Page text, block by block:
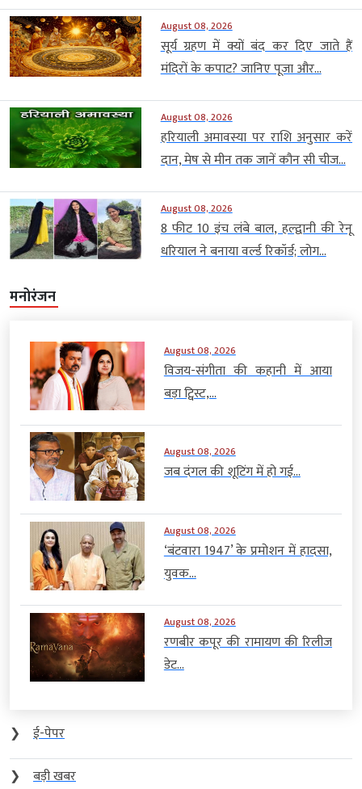
August 08, 2026
सूर्य ग्रहण में क्यों बंद कर दिए जाते हैं
मंदिरों के कपाट? जानिए पूजा और...
August 08, 2026
हरियाली अमावस्या पर राशि अनुसार करें
दान, मेष से मीन तक जानें कौन सी चीज...
August 08, 2026
8 फीट 10 इंच लंबे बाल, हल्द्वानी की रेनू
धरियाल ने बनाया वर्ल्ड रिकॉर्ड; लोग...
मनोरंजन
August 08, 2026
विजय-संगीता की कहानी में आया
बड़ा ट्विस्ट,...
August 08, 2026
जब दंगल की शूटिंग में हो गई...
August 08, 2026
‘बंटवारा 1947’ के प्रमोशन में हादसा,
युवक...
August 08, 2026
रणबीर कपूर की रामायण की रिलीज
डेट...
❯
ई-पेपर
❯
बड़ी खबर